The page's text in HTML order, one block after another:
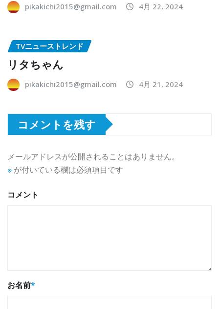
pikakichi2015@gmail.com 4月 22, 2024
TVニューストレンド
リタちゃん
pikakichi2015@gmail.com 4月 21, 2024
コメントを残す
メールアドレスが公開されることはありません。
※ が付いている欄は必須項目です
コメント
お名前*